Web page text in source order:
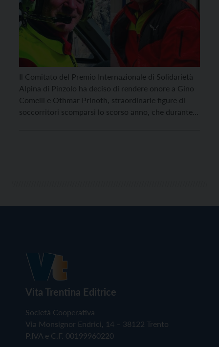
Il Comitato del Premio Internazionale di Solidarietà
Alpina di Pinzolo ha deciso di rendere onore a Gino
Comelli e Othmar Prinoth, straordinarie figure di
soccorritori scomparsi lo scorso anno, che durante
Vita Trentina Editrice
Società Cooperativa
Via Monsignor Endrici, 14 – 38122 Trento
P.IVA e C.F. 00199960220